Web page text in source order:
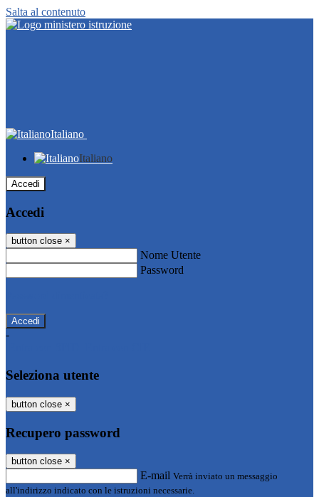
Salta al contenuto
Italiano
Italiano
Accedi
Accedi
button close ×
Nome Utente
Password
-
Seleziona utente
button close ×
Recupero password
button close ×
E-mail Verrà inviato un messaggio
all'indirizzo indicato con le istruzioni necessarie.